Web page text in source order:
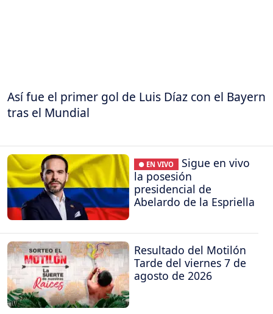
Así fue el primer gol de Luis Díaz con el Bayern
tras el Mundial
● EN VIVO
Sigue en vivo
la posesión
presidencial de
Abelardo de la Espriella
Resultado del Motilón
Tarde del viernes 7 de
agosto de 2026